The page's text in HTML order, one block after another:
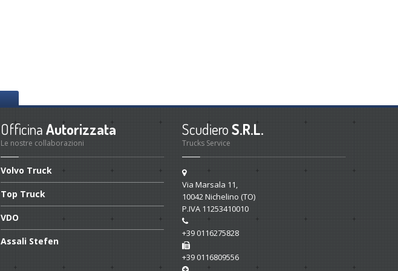
OfficinaAutorizzata
Le nostre collaborazioni
Volvo Truck
Top Truck
VDO
Assali Stefen
ScudieroS.R.L.
Trucks Service
Via Marsala 11,
10042Nichelino (TO)
P.IVA 11253410010
+39 0116275828
+39 0116809556